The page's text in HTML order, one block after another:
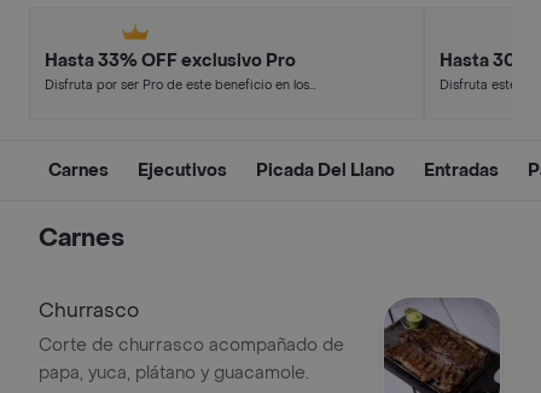
Hasta 33% OFF exclusivo Pro
Disfruta por ser Pro de este beneficio en los
Hasta 30%
Disfruta este
Carnes Ejecutivos Picada Del Llano Entradas
Carnes
Churrasco
Corte de churrasco acompañado de
papa, yuca, plátano y guacamole.